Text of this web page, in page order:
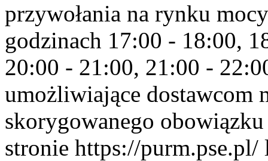
przywołania na rynku
godzinach 17:00 - 18:00,
20:00 - 21:00, 21:00 -
umożliwiające dostawcom
skorygowanego
stronie https://